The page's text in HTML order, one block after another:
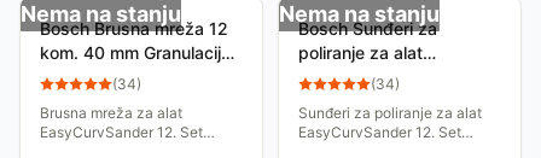
Nema na stanju
Bosch Brusna mreža 12
kom. 40 mm Granulacija
180 Za alat
(34)
Brusna mreža za alat
EasyCurvSander 12. Set
Nema na stanju
Bosch Sunđeri za
poliranje za alat
EasyCurvSander 12 6
(34)
Sunđeri za poliranje za alat
EasyCurvSander 12. Set